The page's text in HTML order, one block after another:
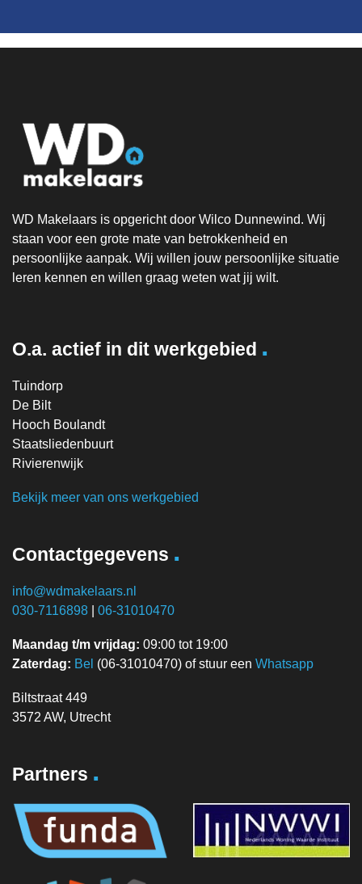
WD Makelaars is opgericht door Wilco Dunnewind. Wij
staan voor een grote mate van betrokkenheid en
persoonlijke aanpak. Wij willen jouw persoonlijke situatie
leren kennen en willen graag weten wat jij wilt.
O.a. actief in dit werkgebied .
Tuindorp
De Bilt
Hooch Boulandt
Staatsliedenbuurt
Rivierenwijk
Bekijk meer van ons werkgebied
Contactgegevens .
info@wdmakelaars.nl
030-7116898
06-31010470
Maandag t/m vrijdag: 09:00 tot 19:00
Zaterdag: Bel (06-31010470) of stuur een Whatsapp
Biltstraat 449
3572 AW, Utrecht
Partners .